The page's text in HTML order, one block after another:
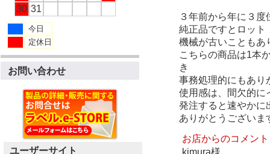
30 31
今日
定休日
お問い合わせ
ユーザーサイト
３年前から年に３
純正品ですとロット
機械が古いこともあ
こちらの商品は1本
き
事務処理的にもあり
使用感は、間欠的に
発注すると速やかに
ありがとうございま
お店からのコメント
kimura様